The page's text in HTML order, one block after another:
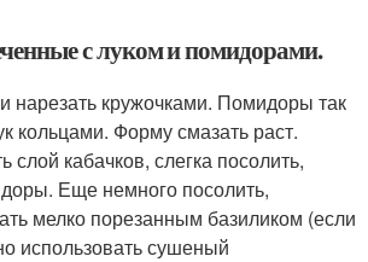
с луком и помидорами.
нарезать кружочками. Помидоры так
кольцами. Форму смазать раст.
кабачков, слегка посолить,
Еще немного посолить,
мелко порезанным базиликом (если
использовать сушеный